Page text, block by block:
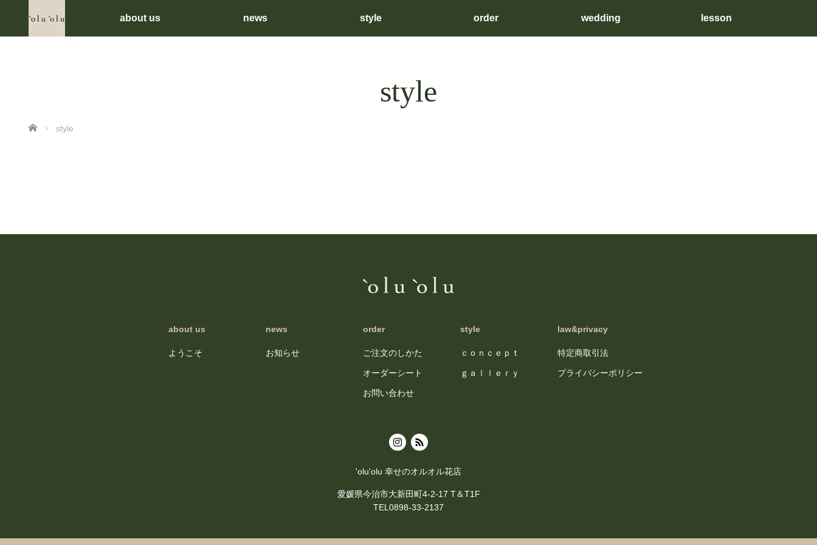
about us news style order wedding lesson
style
ホーム style
about us
ようこそ
news
お知らせ
order
ご注文のしかた
オーダーシート
お問い合わせ
style
ｃｏｎｃｅｐｔ
ｇａｌｌｅｒｙ
law&privacy
特定商取引法
プライバシーポリシー
'olu'olu 幸せのオルオル花店
愛媛県今治市大新田町4-2-17 T＆T1F
TEL0898-33-2137